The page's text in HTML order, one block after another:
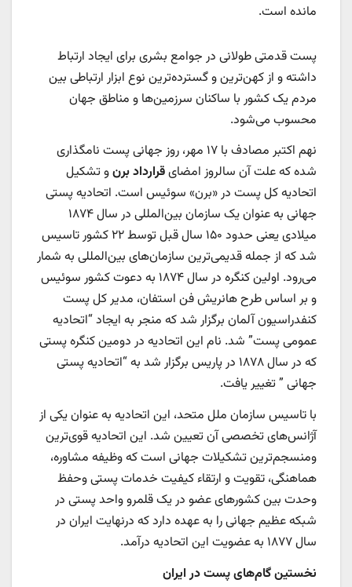
مانده است.
پست قدمتی طولانی در جوامع بشری برای ایجاد ارتباط
داشته و از کهن‌ترین و گسترده‌ترین نوع ابزار ارتباطی بین
مردم یک کشور با ساکنان سرزمین‌ها و مناطق جهان
محسوب می‌شود.
نهم اکتبر مصادف با ۱۷ مهر، روز جهانی پست نامگذاری
شده که علت آن سالروز امضایقرارداد برنو تشکیل
اتحادیه کل پست در «برن» سوئیس است. اتحادیه پستی
جهانی به عنوان یک سازمان بین‌المللی در سال ۱۸۷۴
میلادی یعنی حدود ۱۵۰ سال قبل توسط ۲۲ کشور تاسیس
شد که از جمله قدیمی‌ترین سازمان‌های بین‌المللی به شمار
می‌رود. اولین کنگره در سال ۱۸۷۴ به دعوت کشور سوئیس
و بر اساس طرح هانریش فن استفان، مدیر کل پست
کنفدراسیون آلمان برگزار شد که منجر به ایجاد “اتحادیه
عمومی پست” شد. نام این اتحادیه در دومین کنگره پستی
که در سال ۱۸۷۸ در پاریس برگزار شد به “اتحادیه پستی
جهانی ” تغییر یافت.
با تاسیس سازمان ملل متحد، این اتحادیه به عنوان یکی از
آژانس‌های تخصصی آن تعیین شد. این اتحادیه قوی‌ترین
ومنسجم‌ترین تشکیلات جهانی است که وظیفه مشاوره،
هماهنگی، تقویت و ارتقاء کیفیت خدمات پستی وحفظ
وحدت بین کشورهای عضو در یک قلمرو واحد پستی در
شبکه عظیم جهانی را به عهده دارد که درنهایت ایران در
سال ۱۸۷۷ به عضویت این اتحادیه درآمد.
نخستین گام‌های پست در ایران